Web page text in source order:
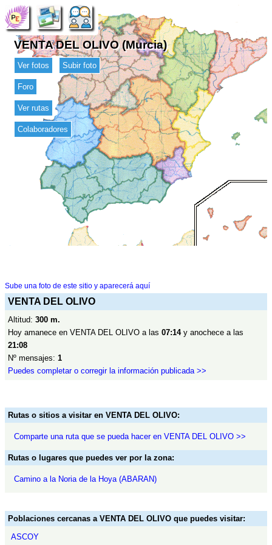
VENTA DEL OLIVO (Murcia)
Ver fotos Subir foto
Foro
Ver rutas
Colaboradores
Sube una foto de este sitio y aparecerá aquí
VENTA DEL OLIVO
Altitud: 300 m.
Hoy amanece en VENTA DEL OLIVO a las 07:14y anochece a las
21:08
Nº mensajes: 1
Puedes completar o corregir la información publicada >>
Rutas o sitios a visitar en VENTA DEL OLIVO:
Comparte una ruta que se pueda hacer en VENTA DEL OLIVO >>
Rutas o lugares que puedes ver por la zona:
Camino a la Noria de la Hoya (ABARAN)
Poblaciones cercanas a VENTA DEL OLIVO que puedes visitar:
ASCOY